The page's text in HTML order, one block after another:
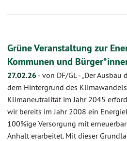
Grüne Veranstaltung zur
Kommunen und
27.02.26 - von DF/GL-„Der Ausbau
dem Hintergrund des
Klimaneutralität im Jahr 2045
wir bereits im Jahr 2008 ein
100%ige Versorgung mit
Anhalt erarbeitet. Mit dieser